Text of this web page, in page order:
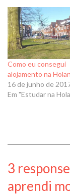
Como eu consegui
alojamento na
16 de junho de
Em "Estudar na
3
aprendi